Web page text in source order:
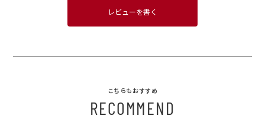
レビューを書く
こちらもおすすめ
RECOMMEND